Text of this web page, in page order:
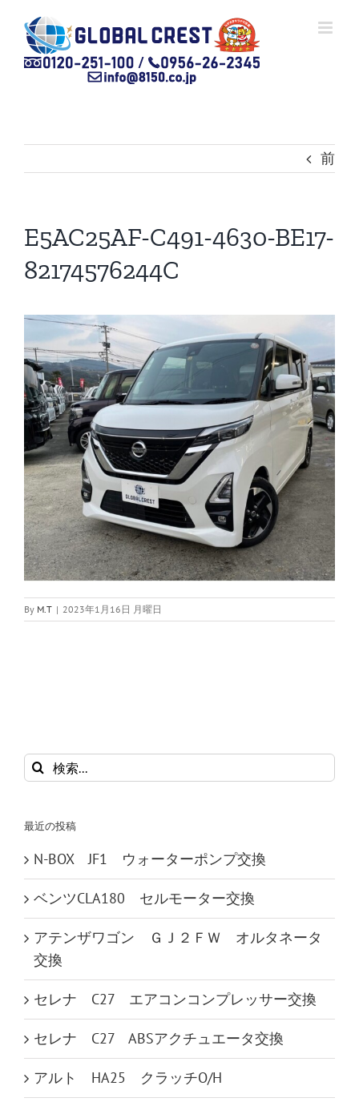
content
前
E5AC25AF-C491-4630-BE17-
82174576244C
By M.T | 2023年1月16日 月曜日
検
索
最近の投稿
N-BOX JF1 ウォーターポンプ交換
ベンツCLA180 セルモーター交換
アテンザワゴン ＧＪ２ＦＷ オルタネータ
交換
セレナ C27 エアコンコンプレッサー交換
セレナ C27 ABSアクチュエータ交換
アルト HA25 クラッチO/H